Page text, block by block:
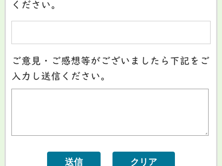
ください。
ご意見・ご感想等がございましたら下記をご
入力し送信ください。